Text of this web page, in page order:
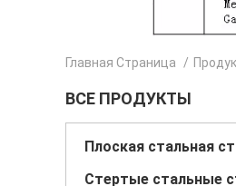
Главная Страница /
ВСЕ ПРОДУКТЫ